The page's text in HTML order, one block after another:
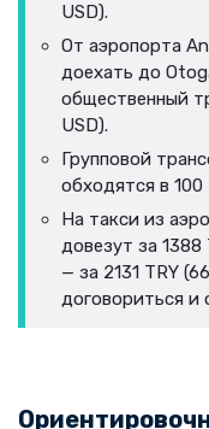
USD).
От аэропорта
доехать до
общественный
USD).
Групповой
обходятся в 100
На такси из
довезут за 1388
— за 2131 TRY
договориться и